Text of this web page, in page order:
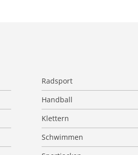
Radsport
Handball
Klettern
Schwimmen